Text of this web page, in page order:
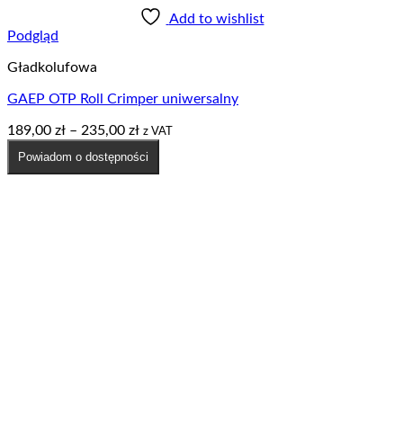
Add to wishlist
Podgląd
Gładkolufowa
GAEP OTP Roll Crimper uniwersalny
189,00 zł – 235,00 złZakres
od
z VAT
Powiadom o dostępności